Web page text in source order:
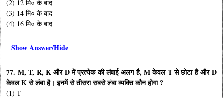
(2) 12 मि० के बाद
(3) 14 मि० के बाद
(4) 16 मि० के बाद
Show Answer/Hide
77. M, T, R, K और D में प्रत्येक की लंबाई अलग है, M केवल T से छोटा है और D
केवल K से लंबा है। इनमें से तीसरा सबसे लंबा व्यक्ति कौन होगा ?
(1) T